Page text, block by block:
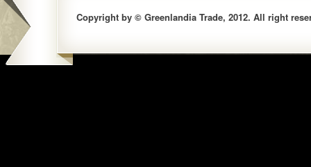
Copyright by © Greenlandia Trade, 2012. All right